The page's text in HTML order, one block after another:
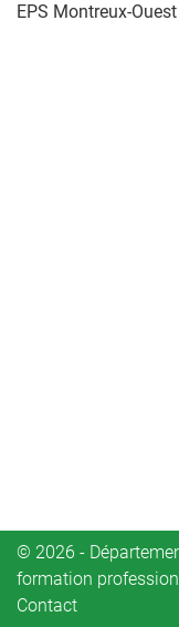
EPS Montreux-Ouest
© 2026 -
formation
Contact